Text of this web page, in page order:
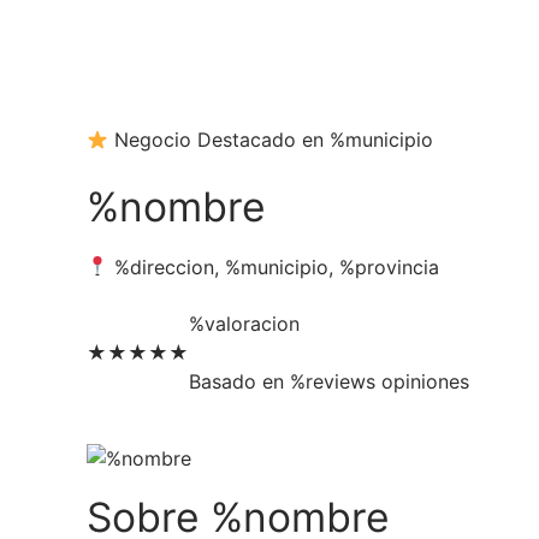
Negocio Destacado en %municipio
%nombre
%direccion, %municipio, %provincia
★★★★★
%valoracion
Basado en %reviews opiniones
Sobre %nombre